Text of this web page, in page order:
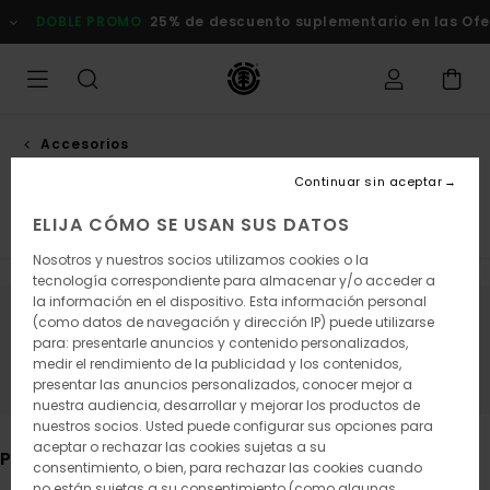
la
productos
DOBLE PROMO 25% de descuento suplementario en las
Accesorios
Gorras y Gorros Ver Todo
Mantén el contacto, pronto los
productos estarán disponibles
Puede que también te gusten
ELIJA CÓMO SE USAN SUS DATOS
Nosotros y nuestros socios utilizamos cookies o la
tecnología correspondiente para almacenar y/o acceder a
la información en el dispositivo. Esta información personal
(como datos de navegación y dirección IP) puede utilizarse
para: presentarle anuncios y contenido personalizados,
medir el rendimiento de la publicidad y los contenidos,
presentar las anuncios personalizados, conocer mejor a
nuestra audiencia, desarrollar y mejorar los productos de
nuestros socios. Usted puede configurar sus opciones para
aceptar o rechazar las cookies sujetas a su
consentimiento, o bien, para rechazar las cookies cuando
Continuar sin aceptar